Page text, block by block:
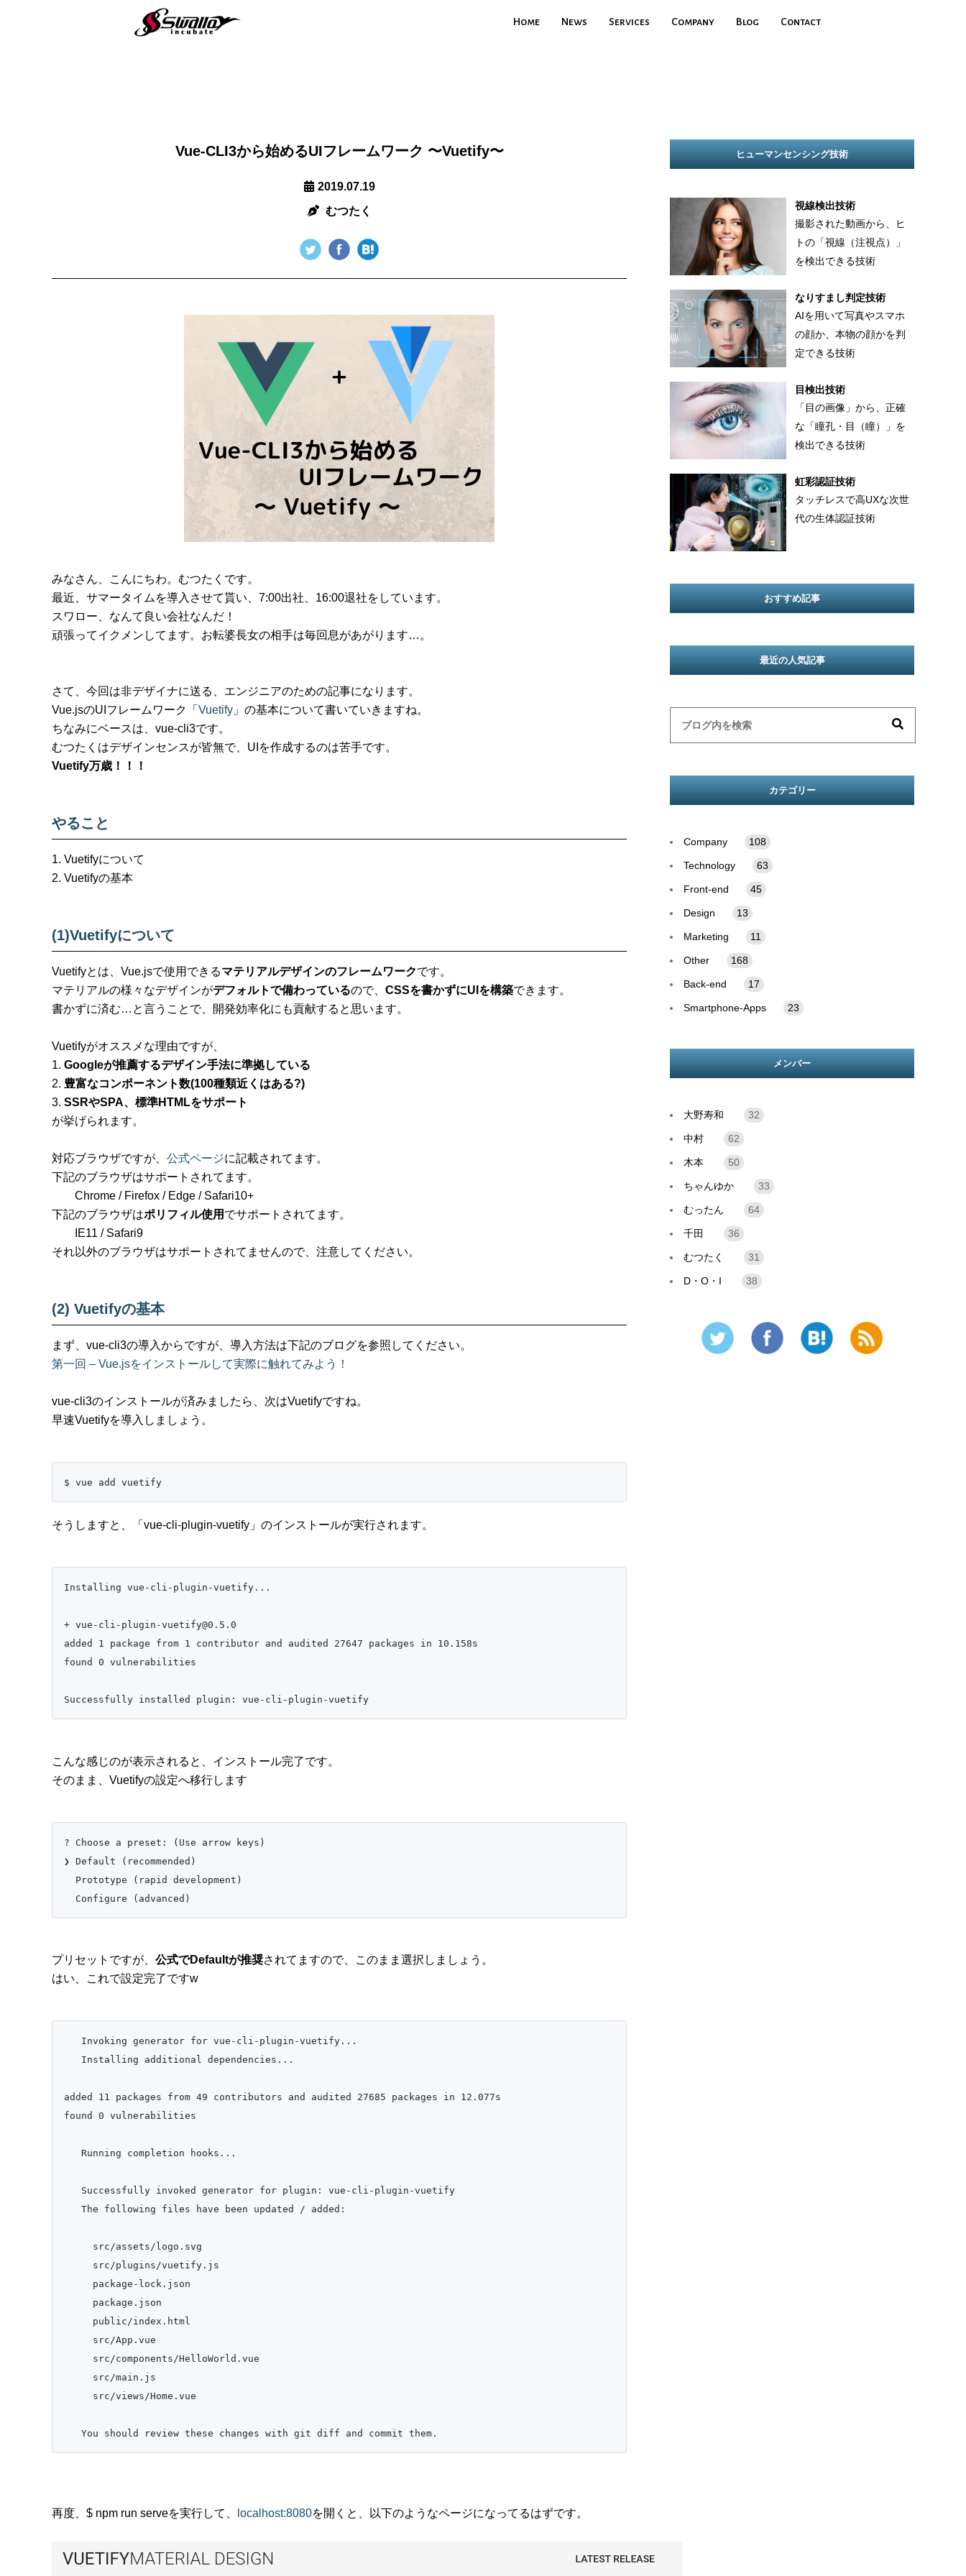
Home News Services Company Blog Contact
Vue-CLI3から始めるUIフレームワーク 〜Vuetify〜
2019.07.19
むつたく
みなさん、こんにちわ。むつたくです。
最近、サマータイムを導入させて貰い、7:00出社、16:00退社をしています。
スワロー、なんて良い会社なんだ！
頑張ってイクメンしてます。お転婆長女の相手は毎回息があがります…。
さて、今回は非デザイナに送る、エンジニアのための記事になります。
Vue.jsのUIフレームワーク「 Vuetify 」の基本について書いていきますね。
ちなみにベースは、vue-cli3です。
むつたくはデザインセンスが皆無で、UIを作成するのは苦手です。
Vuetify万歳！！！
やること
Vuetifyについて
Vuetifyの基本
(1)Vuetifyについて
Vuetifyとは、Vue.jsで使用できるマテリアルデザインのフレームワークです。
マテリアルの様々なデザインがデフォルトで備わっているので、 CSSを書かずにUIを構築できます。
書かずに済む…と言うことで、開発効率化にも貢献すると思います。
Vuetifyがオススメな理由ですが、
Googleが推薦するデザイン手法に準拠している
豊富なコンポーネント数(100種類近くはある?)
SSRやSPA、標準HTMLをサポート
が挙げられます。
対応ブラウザですが、 公式ページに記載されてます。
下記のブラウザはサポートされてます。
Chrome / Firefox / Edge / Safari10+
下記のブラウザはポリフィル使用 でサポートされてます。
IE11 / Safari9
それ以外のブラウザはサポートされてませんので、注意してください。
(2) Vuetifyの基本
まず、vue-cli3の導入からですが、導入方法は下記のブログを参照してください。
第一回 – Vue.jsをインストールして実際に触れてみよう！
vue-cli3のインストールが済みましたら、次はVuetifyですね。
早速Vuetifyを導入しましょう。
$ vue add vuetify
そうしますと、「vue-cli-plugin-vuetify」のインストールが実行されます。
Installing vue-cli-plugin-vuetify...
+ vue-cli-plugin-vuetify@0.5.0
added 1 package from 1 contributor and audited 27647 packages in 10.158s
found 0 vulnerabilities
Successfully installed plugin: vue-cli-plugin-vuetify
こんな感じのが表示されると、インストール完了です。
そのまま、Vuetifyの設定へ移行します
? Choose a preset: (Use arrow keys)
❯ Default (recommended)
  Prototype (rapid development)
  Configure (advanced)
プリセットですが、 公式でDefaultが推奨されてますので、このまま選択しましょう。
はい、これで設定完了ですw
   Invoking generator for vue-cli-plugin-vuetify...
   Installing additional dependencies...
added 11 packages from 49 contributors and audited 27685 packages in 12.077s
found 0 vulnerabilities
   Running completion hooks...
   Successfully invoked generator for plugin: vue-cli-plugin-vuetify
   The following files have been updated / added:
     src/assets/logo.svg
     src/plugins/vuetify.js
     package-lock.json
     package.json
     public/index.html
     src/App.vue
     src/components/HelloWorld.vue
     src/main.js
     src/views/Home.vue
   You should review these changes with git diff and commit them.
再度、 $ npm run serveを実行して、 localhost:8080を開くと、以下のようなページになってるはずです。
ヒューマンセンシング技術
視線検出技術
撮影された動画から、ヒ
トの「視線（注視点）」
を検出できる技術
なりすまし判定技術
AIを用いて写真やスマホ
の顔か、本物の顔かを判
定できる技術
目検出技術
「目の画像」から、正確
な「瞳孔・目（瞳）」を
検出できる技術
虹彩認証技術
タッチレスで高UXな次世
代の生体認証技術
おすすめ記事
最近の人気記事
カテゴリー
Company 108
Technology 63
Front-end 45
Design 13
Marketing 11
Other 168
Back-end 17
Smartphone-Apps 23
メンバー
大野寿和 32
中村 62
木本 50
ちゃんゆか 33
むったん 64
千田 36
むつたく 31
D・O・I 38